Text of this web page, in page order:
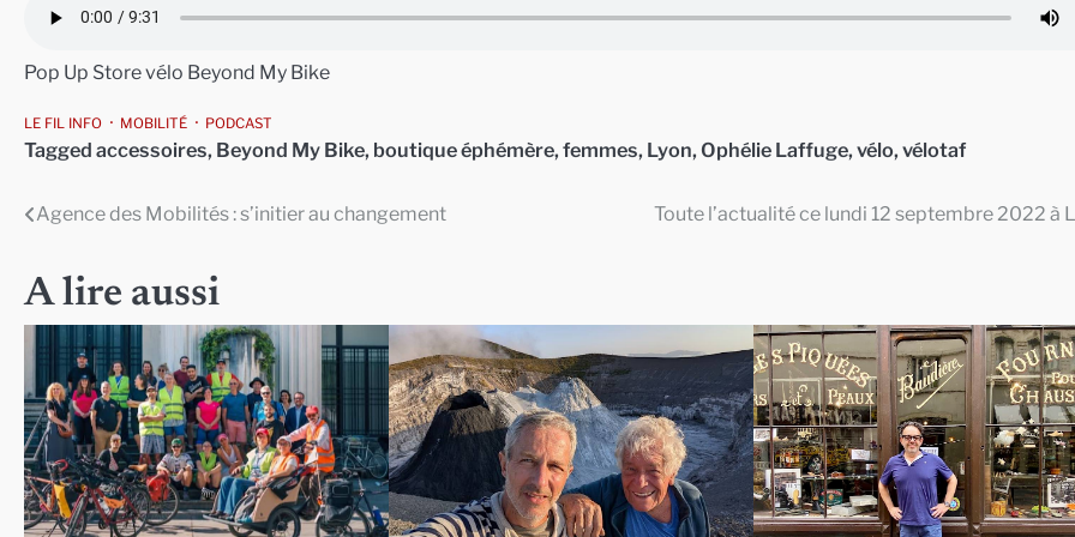
Pop Up Store vélo Beyond My Bike
LE FIL INFO MOBILITÉ PODCAST
Tagged accessoires, Beyond My Bike, boutique éphémère, femmes, Lyon, Ophélie Laffuge, vélo, vélotaf
Navigation
l’article
Agence des Mobilités : s’initier au changement Toute l’actualité ce lundi 12 septembre 2022 à
A lire aussi